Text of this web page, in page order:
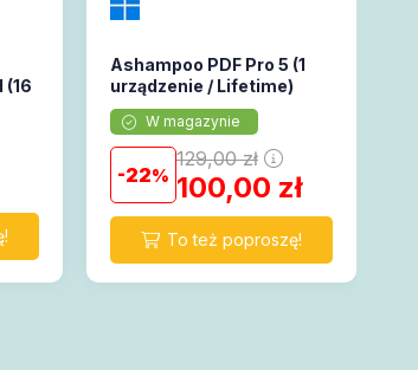
(16
Ashampoo PDF Pro 5 (1
urządzenie / Lifetime)
W magazynie
22
129,00zł
100,00 zł